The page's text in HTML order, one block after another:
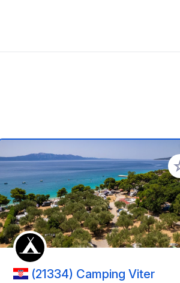
(21334) Camping Viter